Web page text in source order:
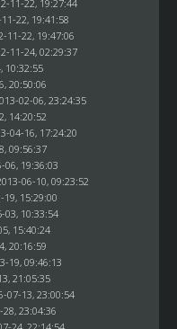
11-22, 19:27:44
22, 19:41:58
11-22, 19:47:06
11-24, 02:29:37
10:32:55
20:50:06
02-06, 23:24:35
14:20:52
04-16, 17:24:20
09:56:37
06, 19:36:03
06-10, 09:23:52
15:29:00
03, 10:33:54
15:40:24
20:16:59
19, 09:46:13
21:05:35
07-13, 23:00:54
23:04:36